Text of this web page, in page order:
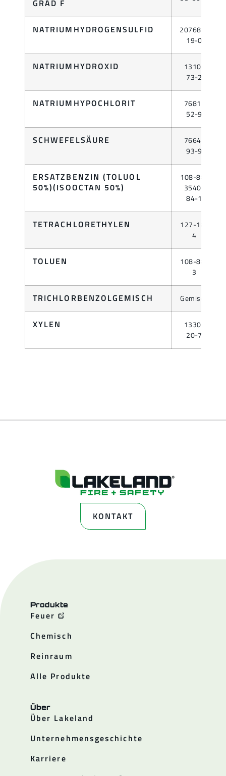
GRAD F
NATRIUMHYDROGENSULFID
207683-
19-0
NATRIUMHYDROXID
1310-
73-2
NATRIUMHYPOCHLORIT
7681-
52-9
SCHWEFELSÄURE
7664-
93-9
ERSATZBENZIN (TOLUOL
50%)(ISOOCTAN 50%)
108-88-
3540-
84-1
TETRACHLORETHYLEN
127-18-
4
TOLUEN
108-88-
3
TRICHLORBENZOLGEMISCH Gemisch
XYLEN
1330-
20-7
KONTAKT
Produkte
Feuer
Chemisch
Reinraum
Alle Produkte
Über
Über Lakeland
Unternehmensgeschichte
Karriere